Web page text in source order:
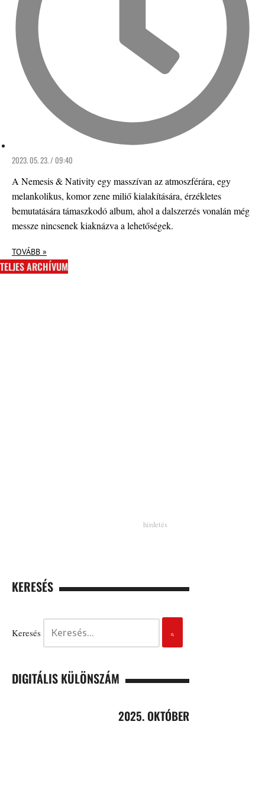
2023. 05. 23. / 09:40
A Nemesis & Nativity egy masszívan az atmoszférára, egy
melankolikus, komor zene miliő kialakítására, érzékletes
bemutatására támaszkodó album, ahol a dalszerzés vonalán még
messze nincsenek kiaknázva a lehetőségek.
TOVÁBB »
TELJES ARCHÍVUM
KERESÉS
Keresés
DIGITÁLIS KÜLÖNSZÁM
2025. OKTÓBER